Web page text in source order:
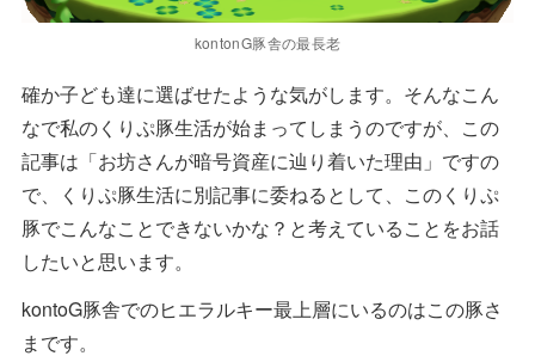
kontonG豚舎の最長老
確か子ども達に選ばせたような気がします。そんなこん
なで私のくりぷ豚生活が始まってしまうのですが、この
記事は「お坊さんが暗号資産に辿り着いた理由」ですの
で、くりぷ豚生活に別記事に委ねるとして、このくりぷ
豚でこんなことできないかな？と考えていることをお話
したいと思います。
kontoG豚舎でのヒエラルキー最上層にいるのはこの豚さ
まです。